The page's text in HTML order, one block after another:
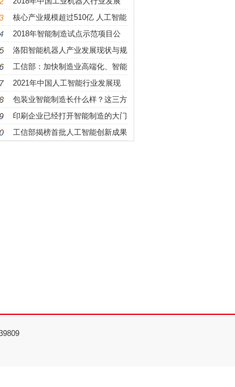
现状分析
核心产业规模超过510亿 人工智能
去往何
2018年智能制造试点示范项目公
示，这家
洛阳智能机器人产业发展现状与规
划
工信部：加快制造业高端化、智能
化、绿
2021年中国人工智能行业发展现
状分析
包装业智能制造长什么样？这三方
面要素
印刷企业已经打开智能制造的大门
工信部揭榜首批人工智能创新成果